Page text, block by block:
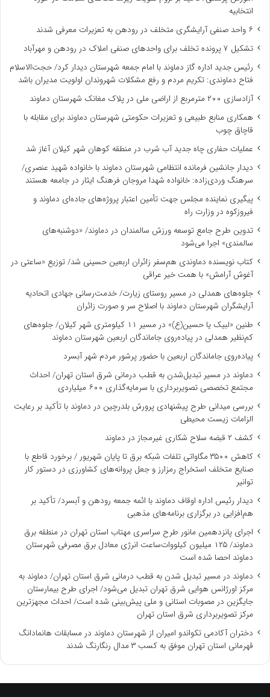
انتخابیه
۶ واحد صنفی آرایشگری متخلف در رودهن به تعزیرات معرفی شدند
تشکیل ۷ پرونده تخلف برای واحدهای صنفی املاک در رودهن و مهرآباد
رئیس جدید اداره گاز دماوند با امام جمعه شهرستان دیدار کرد/ حجت‌الاسلام
فتاح دماوندی: تکریم مردم و رفع مشکلات شهروندان اولویت مدیران باشد
آزادسازی ۲۰۰ مترمربع از اراضی ملی در پلاک مغانک شهرستان دماوند
همکاری منابع طبیعی و تعزیرات حکومتی شهرستان دماوند برای مقابله با
قاچاق چوب
عملیات حفاری چاه جدید آب شرب در منطقه کوهان شهر کیلان آغاز شد
دیدار جانشین فرمانده انتظامی شهرستان دماوند با خانواده شهید عنصری/
سرهنگ وردی‌زاده: خانواده شهدا مروجان فرهنگ ایثار در جامعه هستند
پیگیری نماینده مجلس جهت تأمین اعتبار پروژه‌های جاده‌ای دماوند و
فیروزکوه در وزارت راه
تدوین طرح جامع توسعه ورزش سالمندان در دماوند/ «دوشنبه‌های
سالمندی» اجرا می‌شود
کتاب نویسنده دماوندی هم‌سفر زائران اربعین حسینی شد/ توزیع «ساعتی در
آغوش آرامش» با همت خیر عراقی
جلوه‌های همدلی در مسیر روستای زیارت/ خدمت‌رسانی جهادی اتحادیه
آرایشگران شهرستان دماوند با اصلاح سر و صورت زائران
طنین «لبیک یا حسین(ع)» در مسیر ۱۱ کیلومتری شهر کیلان/ جلوه‌های
کم‌نظیر همدلی در پیاده‌روی جاماندگان اربعین شهرستان دماوند
پیاده‌روی جاماندگان اربعین با حضور پرشور مردم شهر آبسرد
دماوند در مسیر تبدیل‌شدن به قطب درمانی شرق استان تهران/ احداث
مجتمع تخصصی تصویربرداری با سرمایه‌گذاری ۶۰۰ میلیاردی
بررسی میدانی طرح پیشنهادی پرورش بلدرچین در دماوند با تأکید بر رعایت
الزامات زیست ‌محیطی
کشف ۲ قبضه سلاح شکاری غیرمجاز در دماوند
کاهش ۳۵۰۰ مگاواتی تلفات شبکه برق تا پایان شهریور / برخورد قاطع با
صنایع متخلف استخراج رمزارز و جعل پروانه‌های کشاورزی در دستور کار
توانیر
دیدار رئیس اداره اوقاف دماوند با ائمه جمعه رودهن و آبسرد/ تأکید بر
هم‌افزایی در برگزاری برنامه‌های مذهبی
اجرای پانزدهمین مانور طرح سراسری مهتاب استان تهران در منطقه برق
دماوند/ ۱۲۵ میلیون کیلووات‌ساعت انرژی معادل برق مصرفی شهرستان
دماوند احصا شده است
دماوند در مسیر تبدیل شدن به قطب درمانی شرق استان تهران/ دماوند به
مرکز اورژانس هوایی شرق تهران تبدیل می‌شود/ اجرای طرح بیمارستان
جایگزین در مصوبات استانی و ملی پیش‌بینی شده است/ احداث مجهزترین
مرکز تصویربرداری شرق استان تهران
دختران آکادمی تکواندو امیران از شهرستان دماوند در مسابقات هانمادانگ
قهرمانی استان تهران موفق به کسب ۳ مدال رنگارنگ شدند